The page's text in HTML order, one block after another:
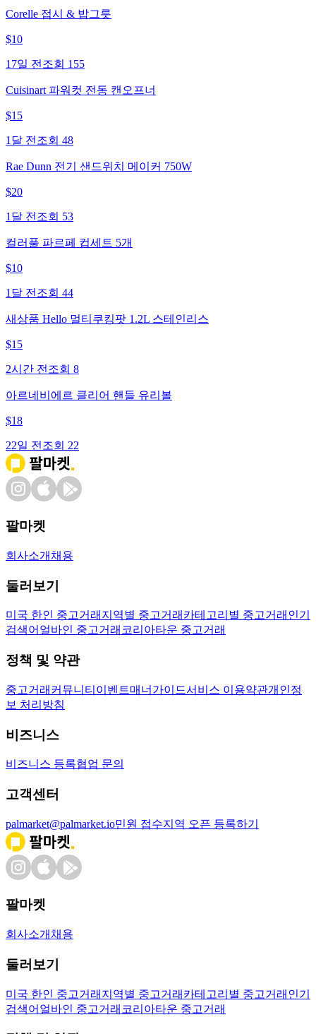
Corelle 접시 & 밥그릇
$10
17일 전 조회 155
Cuisinart 파워컷 전동 캔오프너
$15
1달 전 조회 48
Rae Dunn 전기 샌드위치 메이커 750W
$20
1달 전 조회 53
컬러풀 파르페 컵세트 5개
$10
1달 전 조회 44
새상품 Hello 멀티쿠킹팟 1.2L 스테인리스
$15
2시간 전 조회 8
아르네비에르 클리어 핸들 유리볼
$18
22일 전 조회 22
팔마켓
회사소개 채용
둘러보기
미국 한인 중고거래 지역별 중고거래 카테고리별 중고거래 인기
검색어 얼바인 중고거래 코리아타운 중고거래
정책 및 약관
중고거래 커뮤니티 이벤트매너가이드서비스 이용약관개인정
보 처리방침
비즈니스
비즈니스 등록협업 문의
고객센터
palmarket@palmarket.io민원 접수지역 오픈 등록하기
팔마켓
회사소개 채용
둘러보기
미국 한인 중고거래 지역별 중고거래 카테고리별 중고거래 인기
검색어 얼바인 중고거래 코리아타운 중고거래